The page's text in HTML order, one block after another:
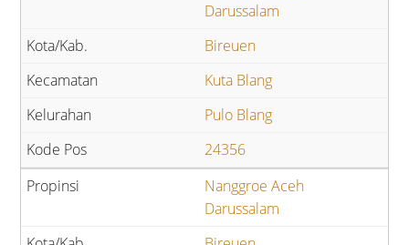
Darussalam
Bireuen
Kuta Blang
Pulo Blang
24356
Nanggroe Aceh
Darussalam